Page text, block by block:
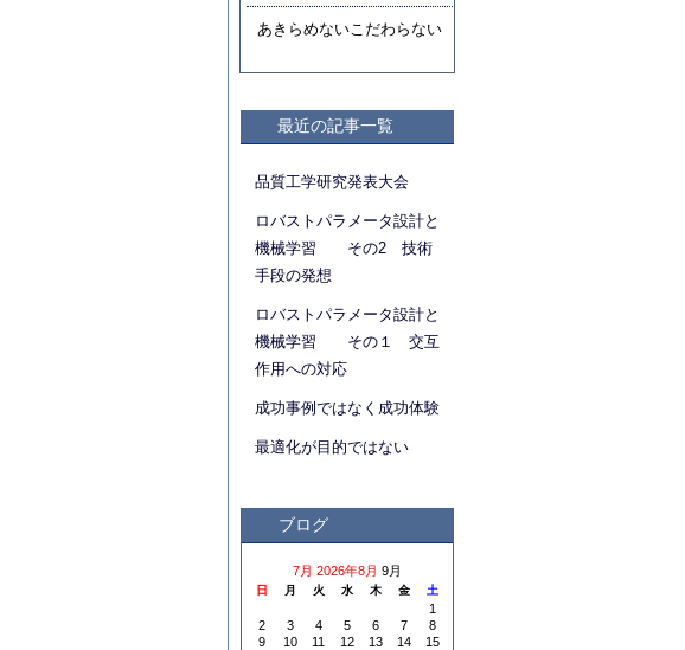
あきらめないこだわらない
最近の記事一覧
品質工学研究発表大会
ロバストパラメータ設計と
機械学習 その2 技術
手段の発想
ロバストパラメータ設計と
機械学習 その１ 交互
作用への対応
成功事例ではなく成功体験
最適化が目的ではない
ブログ
7月 2026年8月 9月
日 月 火 水 木 金 土
1
2
3 4 5 6 7
8
9
10 11 12 13 14
15